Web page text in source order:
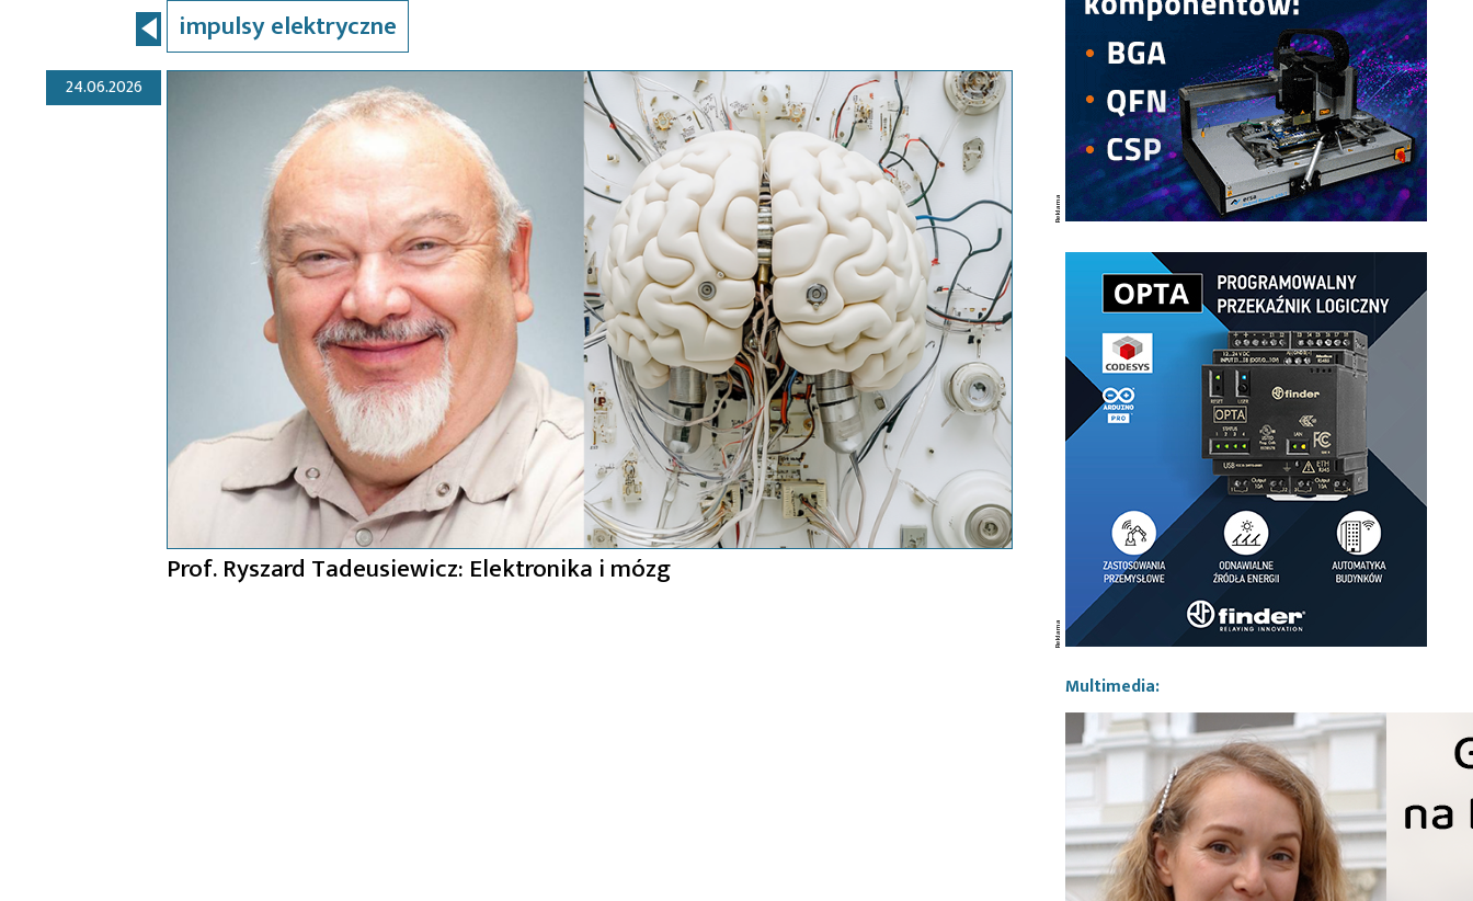
impulsy elektryczne
24.06.2026
Prof. Ryszard Tadeusiewicz: Elektronika i mózg
Multimedia: